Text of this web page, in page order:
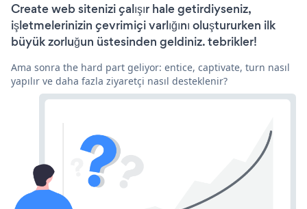
Create web sitenizi çalışır hale getirdiyseniz,
işletmelerinizin çevrimiçi varlığını oluştururken ilk
büyük zorluğun üstesinden geldiniz. tebrikler!
Ama sonra the hard part geliyor: entice, captivate, turn nasıl
yapılır ve daha fazla ziyaretçi nasıl desteklenir?